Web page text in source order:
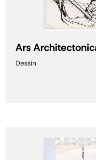
Ars
Dessin